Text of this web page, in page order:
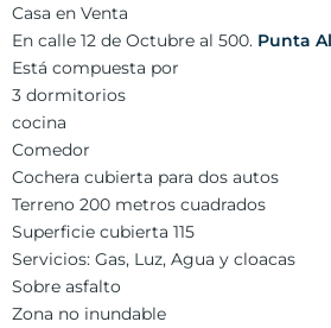
Casa en Venta
En calle 12 de Octubre al 500. Punta
Está compuesta por
3 dormitorios
cocina
Comedor
Cochera cubierta para dos autos
Terreno 200 metros cuadrados
Superficie cubierta 115
Servicios: Gas, Luz, Agua y cloacas
Sobre asfalto
Zona no inundable